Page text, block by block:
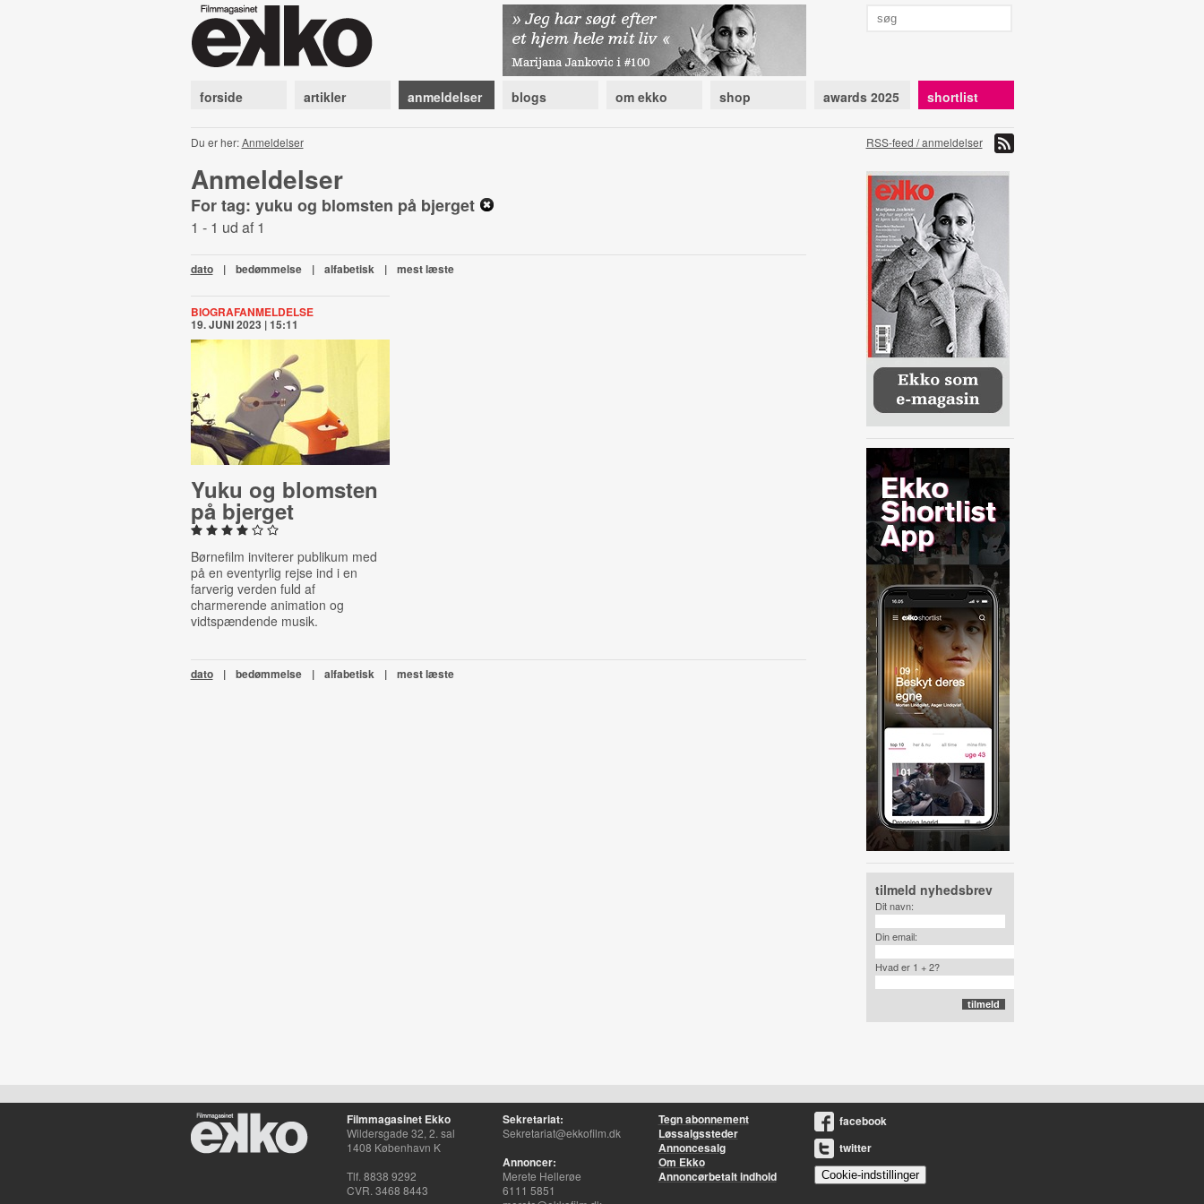
forside artikler anmeldelser blogs om ekko shop awards 2025 shortlist
Du er her:Anmeldelser RSS-feed / anmeldelser
Anmeldelser
For tag: yuku og blomsten på bjerget
1 - 1 ud af 1
dato | bedømmelse | alfabetisk | mest læste
BIOGRAFANMELDELSE
19. JUNI 2023 | 15:11
Yuku og blomsten
på bjerget
Børnefilm inviterer publikum med
på en eventyrlig rejse ind i en
farverig verden fuld af
charmerende animation og
vidtspændende musik.
dato | bedømmelse | alfabetisk | mest læste
tilmeld nyhedsbrev
Dit navn:
Din email:
Hvad er 1 + 2?
Filmmagasinet Ekko
Wildersgade 32, 2. sal
1408 København K
Tlf. 8838 9292
CVR. 3468 8443
Sekretariat:
Sekretariat@ekkofilm.dk
Annoncer:
Merete Hellerøe
6111 5851
Tegn abonnement
Løssalgssteder
Annoncesalg
Om Ekko
Annoncørbetalt indhold
facebook
twitter
Cookie-indstillinger